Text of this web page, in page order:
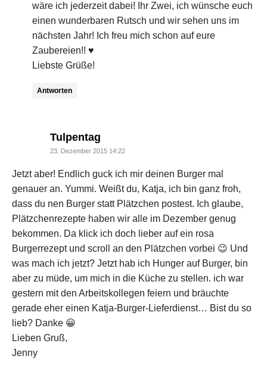
wäre ich jederzeit dabei! Ihr Zwei, ich wünsche euch
einen wunderbaren Rutsch und wir sehen uns im
nächsten Jahr! Ich freu mich schon auf eure
Zaubereien!! ♥
Liebste Grüße!
Antworten
Tulpentag
23. Dezember 2015 14:22
Jetzt aber! Endlich guck ich mir deinen Burger mal
genauer an. Yummi. Weißt du, Katja, ich bin ganz froh,
dass du nen Burger statt Plätzchen postest. Ich glaube,
Plätzchenrezepte haben wir alle im Dezember genug
bekommen. Da klick ich doch lieber auf ein rosa
Burgerrezept und scroll an den Plätzchen vorbei 😉 Und
was mach ich jetzt? Jetzt hab ich Hunger auf Burger, bin
aber zu müde, um mich in die Küche zu stellen. ich war
gestern mit den Arbeitskollegen feiern und bräuchte
gerade eher einen Katja-Burger-Lieferdienst… Bist du so
lieb? Danke 😀
Lieben Gruß,
Jenny